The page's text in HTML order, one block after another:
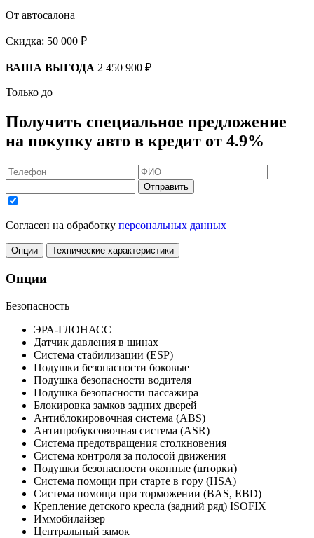
От автосалона
Скидка: 50 000 ₽
ВАША ВЫГОДА 2 450 900 ₽
Только до
Получить специальное предложение
на покупку авто в кредит от 4.9%
Отправить
Согласен на обработку персональных данных
Опции Технические характеристики
Опции
Безопасность
ЭРА-ГЛОНАСС
Датчик давления в шинах
Система стабилизации (ESP)
Подушки безопасности боковые
Подушка безопасности водителя
Подушка безопасности пассажира
Блокировка замков задних дверей
Антиблокировочная система (ABS)
Антипробуксовочная система (ASR)
Система предотвращения столкновения
Система контроля за полосой движения
Подушки безопасности оконные (шторки)
Система помощи при старте в гору (HSA)
Система помощи при торможении (BAS, EBD)
Крепление детского кресла (задний ряд) ISOFIX
Иммобилайзер
Центральный замок